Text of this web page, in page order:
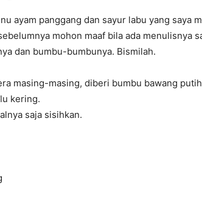
ayam panggang dan sayur labu yang saya
mohon maaf bila ada menulisnya
dan bumbu-bumbunya. Bismilah.
masing-masing, diberi bumbu bawang
kering.
saja sisihkan.